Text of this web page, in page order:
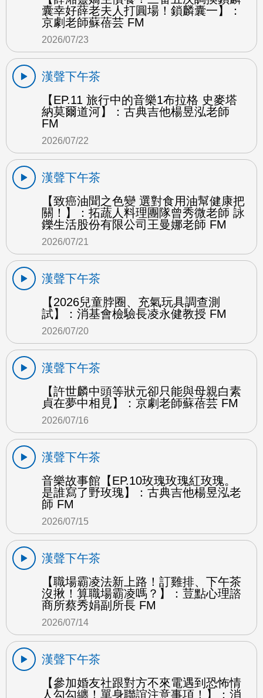
囊幸好薛老夫人打圓場！鎖麟囊一】：
京劇老師蘇蓓芸 FM
2026/07/23
漢聲下午茶
【EP.11 旅行中的音樂1布拉格 史麥塔
納莫爾道河】：古典吉他楊昱泓老師
FM
2026/07/22
漢聲下午茶
【致癌油聞之色變 選對食用油幫健康把
關！】：拓蔬人料理團隊曾秀微老師 詠
鑠生活股份有限公司王曼娜老師 FM
2026/07/21
漢聲下午茶
【2026兒童脖圈、充氣玩具調查測
試】：消基會檢驗長凌永健教授 FM
2026/07/20
漢聲下午茶
【許世麟中頭等狀元卻只能與母親白素
貞在夢中相見】：京劇老師蘇蓓芸 FM
2026/07/16
漢聲下午茶
音樂故事館【EP.10玫瑰玫瑰紅玫瑰。
是誰寫了野玫瑰】：古典吉他楊昱泓老
師 FM
2026/07/15
漢聲下午茶
【職場霸凌法新上路！訂雞排、下午茶
沒揪！算職場霸凌嗎？】：荳點心理諮
商所蔡秀娟副所長 FM
2026/07/14
漢聲下午茶
【參加婚友社跟對方不來電遇到恐怖情
人勾勾纏！單身聯誼注意事項！】：消